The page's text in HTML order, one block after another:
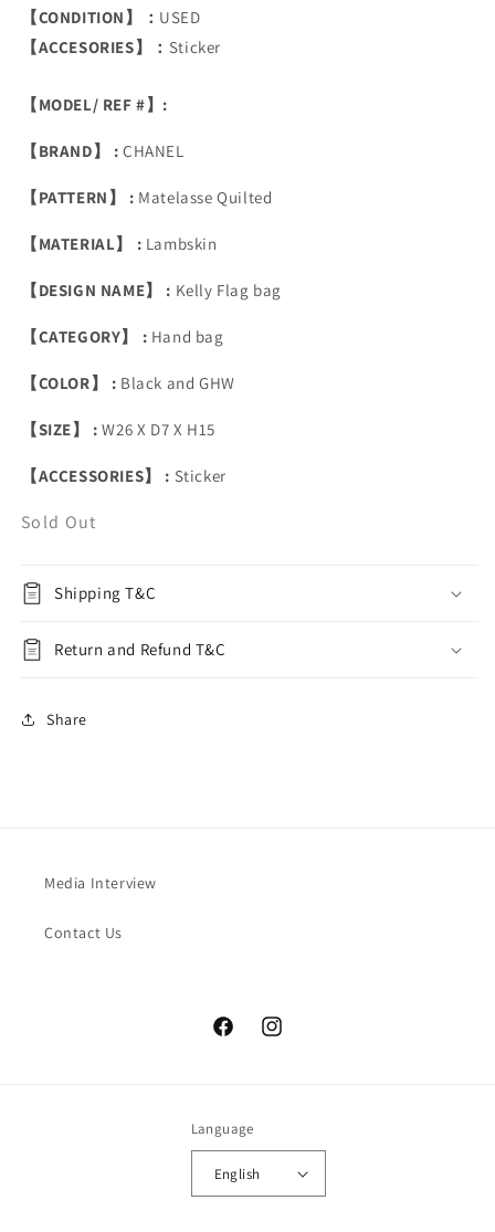
【CONDITION】： USED
【ACCESORIES】： Sticker
【MODEL/ REF #】:
【BRAND】 : CHANEL
【PATTERN】 : Matelasse Quilted
【MATERIAL】 : Lambskin
【DESIGN NAME】 : Kelly Flag bag
【CATEGORY】 : Hand bag
【COLOR】 : Black and GHW
【SIZE】 :W26 X D7 X H15
【ACCESSORIES】 : Sticker
Sold Out
Shipping T&C
Return and Refund T&C
Share
Media Interview
Contact Us
FacebookInstagram
Language
English